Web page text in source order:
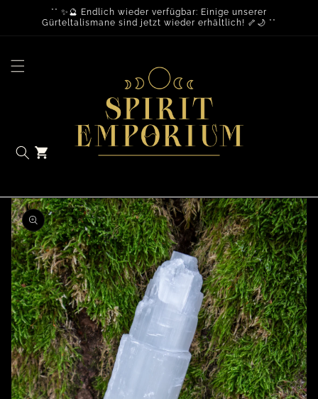
** ✨🔮 Endlich wieder verfügbar: Einige unserer
Gürteltalismane sind jetzt wieder erhältlich! 🦴🌙 **
Warenkorb